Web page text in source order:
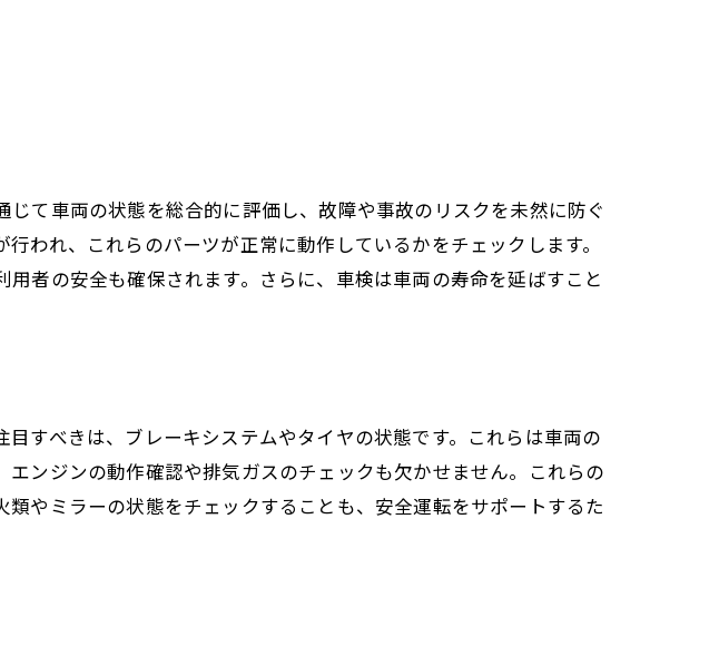
カーライフ
スの重要性
の持続方法
全なカーライフ
て車両の状態を総合的に評価し、故障や事故のリスクを未然に防ぐ
われ、これらのパーツが正常に動作しているかをチェックします。
者の安全も確保されます。さらに、車検は車両の寿命を延ばすこと
すべきは、ブレーキシステムやタイヤの状態です。これらは車両の
ンジンの動作確認や排気ガスのチェックも欠かせません。これらの
やミラーの状態をチェックすることも、安全運転をサポートするた